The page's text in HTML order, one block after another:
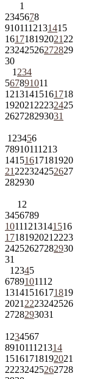
1
2345678
9101112131415
161718192021 22
23242526272829
30
1 234
567891011
12131415161718
192021 22232425
262728293031
1 23456
78910111213
14151617181920
21 222324252627
282930
1 2
3456789
10111213141516
1718192021 2223
24252627282930
31
1 2345
6789101112
13141516171819
2021 2223242526
2728293031
1 234567
891011121314
15161718192021
22232425262728